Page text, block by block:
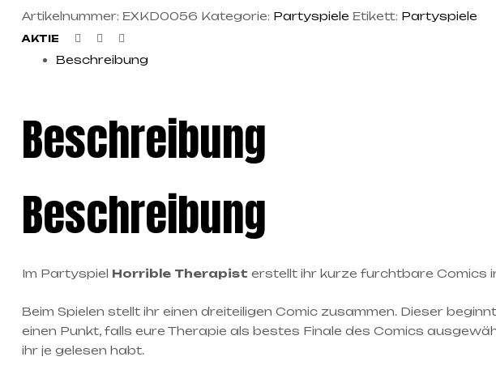
Artikelnummer: EXKD0056 Kategorie: Partyspiele Etikett: Partyspiele
AKTIE Facebook
Twitter
Beschreibung
Beschreibung
Beschreibung
Im Partyspiel Horrible Therapist erstellt ihr kurze furchtbare Comics
Beim Spielen stellt ihr einen dreiteiligen Comic zusammen. Dieser
einen Punkt, falls eure Therapie als bestes Finale des Comics
ihr je gelesen habt.